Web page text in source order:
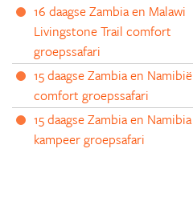
16 daagse Zambia en Malawi
Livingstone Trail comfort
groepssafari
15 daagse Zambia en Namibië
comfort groepssafari
15 daagse Zambia en Namibia
kampeer groepsafari